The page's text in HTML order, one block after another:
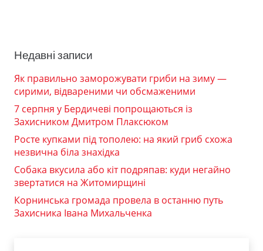
Недавні записи
Як правильно заморожувати гриби на зиму —
сирими, відвареними чи обсмаженими
7 серпня у Бердичеві попрощаються із
Захисником Дмитром Плаксюком
Росте купками під тополею: на який гриб схожа
незвична біла знахідка
Собака вкусила або кіт подряпав: куди негайно
звертатися на Житомирщині
Корнинська громада провела в останню путь
Захисника Івана Михальченка